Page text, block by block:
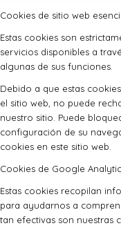
Cookies de sitio web
Estas cookies son
servicios disponibles a
algunas de sus funciones.
Debido a que estas
el sitio web, no puede
nuestro sitio. Puede
configuración de su
cookies en este sitio web.
Cookies de Google
Estas cookies recopilan
para ayudarnos a
tan efectivas son nuestras